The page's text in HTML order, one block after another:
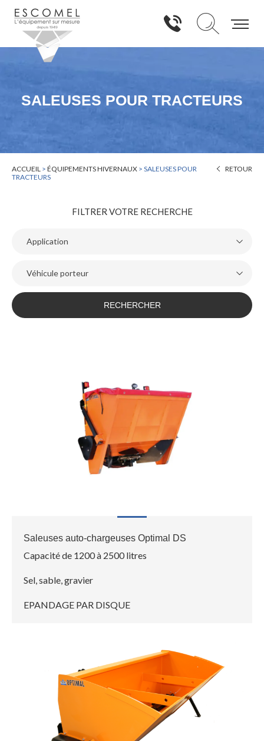
ACCUEIL > ÉQUIPEMENTS HIVERNAUX > SALEUSES POUR
TRACTEURS
RETOUR
SALEUSES POUR TRACTEURS
FILTRER VOTRE RECHERCHE
Application
Véhicule porteur
RECHERCHER
Saleuses auto-chargeuses Optimal DS
Capacité de 1200 à 2500 litres
Sel, sable, gravier
EPANDAGE PAR DISQUE